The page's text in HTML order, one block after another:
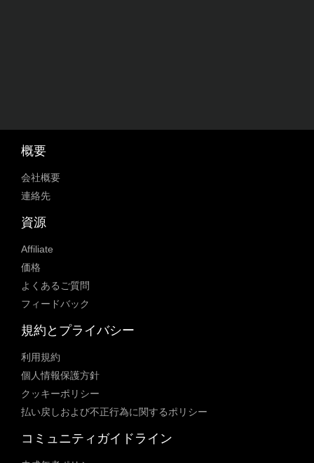
概要
会社概要
連絡先
資源
Affiliate
価格
よくあるご質問
フィードバック
規約とプライバシー
利用規約
個人情報保護方針
クッキーポリシー
払い戻しおよび不正行為に関するポリシー
コミュニティガイドライン